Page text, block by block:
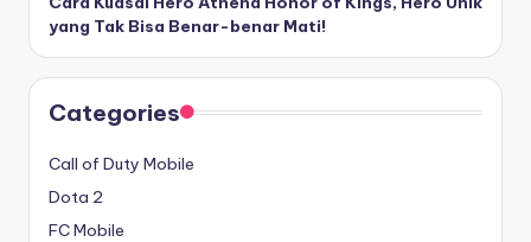
yang Tak Bisa Benar-benar Mati!
Categories
Call of Duty Mobile
Dota 2
FC Mobile